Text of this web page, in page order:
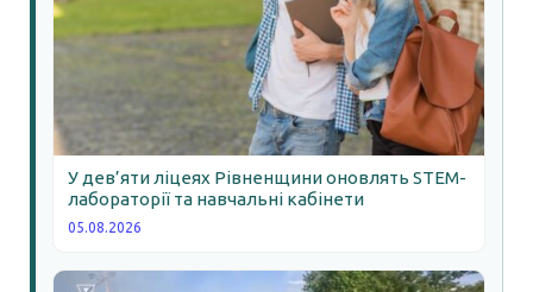
У дев’яти ліцеях Рівненщини оновлять STEM-
лабораторії та навчальні кабінети
05.08.2026